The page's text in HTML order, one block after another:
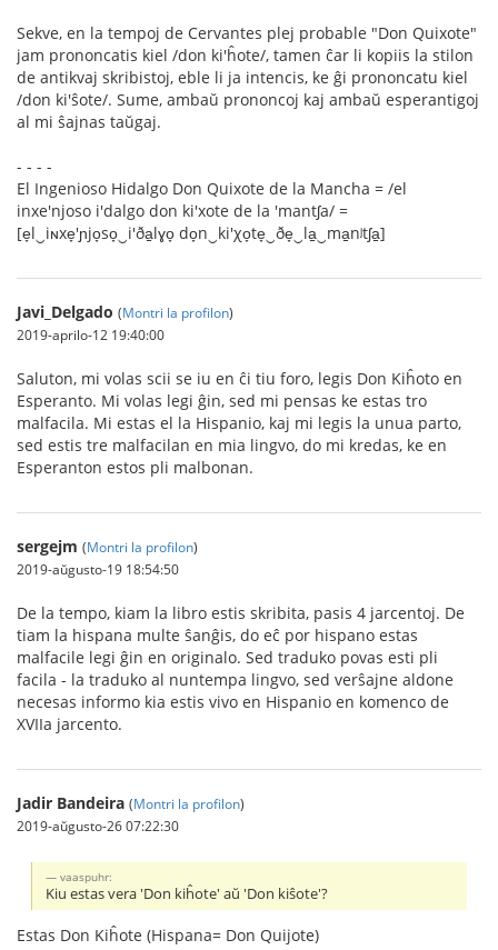
Sekve, en la tempoj de Cervantes plej probable "Don Quixote"
jam prononcatis kiel /don ki'ĥote/, tamen ĉar li kopiis la stilon
de antikvaj skribistoj, eble li ja intencis, ke ĝi prononcatu kiel
/don ki'ŝote/. Sume, ambaŭ prononcoj kaj ambaŭ esperantigoj
al mi ŝajnas taŭgaj.
- - - -
El Ingenioso Hidalgo Don Quixote de la Mancha = /el
inxe'njoso i'dalgo don ki'xote de la 'mantʃa/ =
[e̞l‿iɴxe̞'ɲjo̞so̞‿i'ða̠lɣo̞ do̞n‿ki'χo̞te̞‿ðe̞‿la̠‿ma̠nʲtʃa̠]
Javi_Delgado (Montri la profilon)
2019-aprilo-12 19:40:00
Saluton, mi volas scii se iu en ĉi tiu foro, legis Don Kiĥoto en
Esperanto. Mi volas legi ĝin, sed mi pensas ke estas tro
malfacila. Mi estas el la Hispanio, kaj mi legis la unua parto,
sed estis tre malfacilan en mia lingvo, do mi kredas, ke en
Esperanton estos pli malbonan.
sergejm (Montri la profilon)
2019-aŭgusto-19 18:54:50
De la tempo, kiam la libro estis skribita, pasis 4 jarcentoj. De
tiam la hispana multe ŝanĝis, do eĉ por hispano estas
malfacile legi ĝin en originalo. Sed traduko povas esti pli
facila - la traduko al nuntempa lingvo, sed verŝajne aldone
necesas informo kia estis vivo en Hispanio en komenco de
XVIIa jarcento.
Jadir Bandeira (Montri la profilon)
2019-aŭgusto-26 07:22:30
vaaspuhr:
Kiu estas vera 'Don kiĥote' aŭ 'Don kiŝote'?
Estas Don Kiĥote (Hispana= Don Quijote)